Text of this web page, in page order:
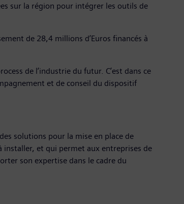
sur la région pour intégrer les outils de
de 28,4 millions d’Euros financés à
de l’industrie du futur. C’est dans ce
et de conseil du dispositif
solutions pour la mise en place de
installer, et qui permet aux entreprises de
son expertise dans le cadre du